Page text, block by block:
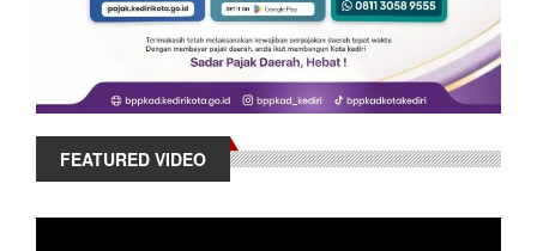
FEATURED VIDEO